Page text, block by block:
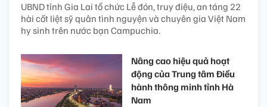
UBND tỉnh Gia Lai tổ chức Lễ đón, truy điệu, an táng 22
hài cốt liệt sỹ quân tình nguyện và chuyên gia Việt Nam
hy sinh trên nước bạn Campuchia.
Nâng cao hiệu quả hoạt
động của Trung tâm Điều
hành thông minh tỉnh Hà
Nam